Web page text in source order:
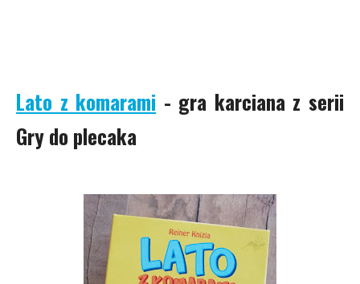
Lato z komarami - gra karciana z serii
Gry do plecaka